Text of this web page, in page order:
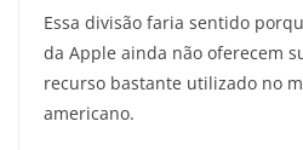
Essa divisão faria sentido
da Apple ainda não oferecem
recurso bastante utilizado no
americano.